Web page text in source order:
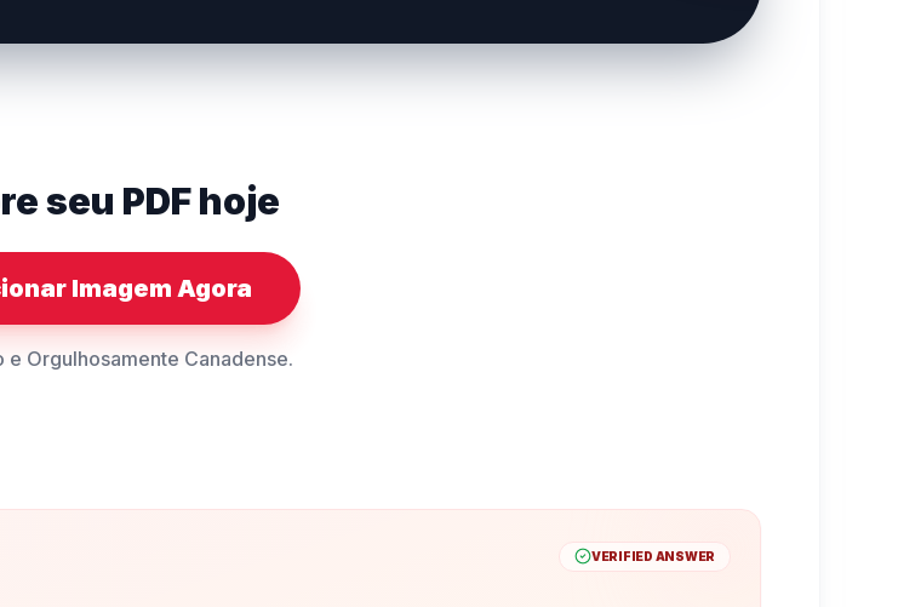
seu PDF hoje
Imagem Agora
e Orgulhosamente Canadense.
VERIFIED ANSWER